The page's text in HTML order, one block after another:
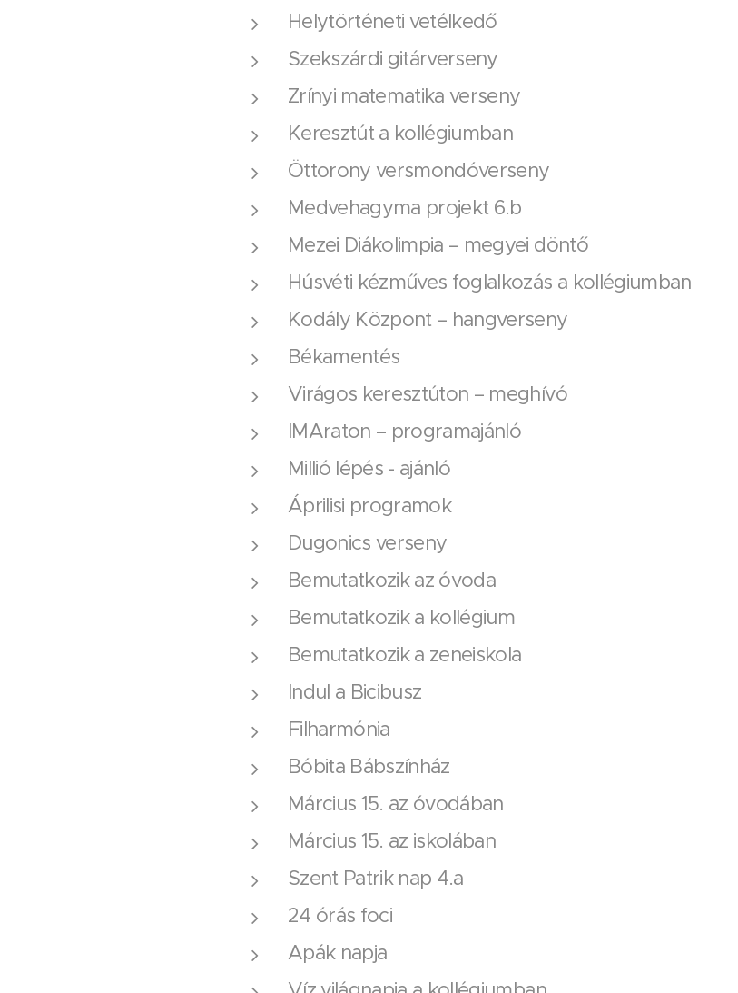
Helytörténeti vetélkedő
Szekszárdi gitárverseny
Zrínyi matematika verseny
Keresztút a kollégiumban
Öttorony versmondóverseny
Medvehagyma projekt 6.b
Mezei Diákolimpia – megyei döntő
Húsvéti kézműves foglalkozás a kollégiumban
Kodály Központ – hangverseny
Békamentés
Virágos keresztúton – meghívó
IMAraton – programajánló
Millió lépés - ajánló
Áprilisi programok
Dugonics verseny
Bemutatkozik az óvoda
Bemutatkozik a kollégium
Bemutatkozik a zeneiskola
Indul a Bicibusz
Filharmónia
Bóbita Bábszínház
Március 15. az óvodában
Március 15. az iskolában
Szent Patrik nap 4.a
24 órás foci
Apák napja